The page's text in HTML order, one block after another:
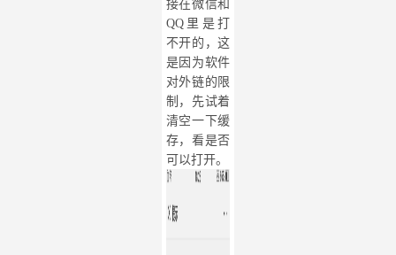
接在微信和
QQ里是打
不开的，这
是因为软件
对外链的限
制，先试着
清空一下缓
存，看是否
可以打开。